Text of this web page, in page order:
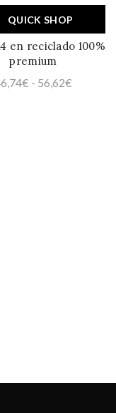
QUICK SHOP
en reciclado 100%
premium
€ - 56,62€